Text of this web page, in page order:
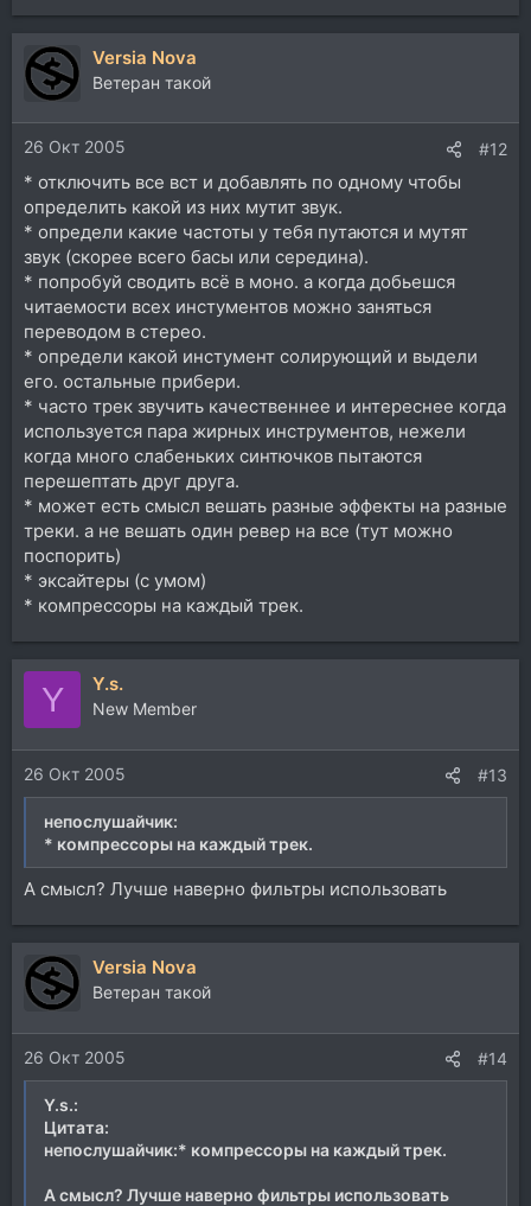
Versia Nova
Ветеран такой
26 Окт 2005 #12
* отключить все вст и добавлять по одному чтобы
определить какой из них мутит звук.
* определи какие частоты у тебя путаются и мутят
звук (скорее всего басы или середина).
* попробуй сводить всё в моно. а когда добьешся
читаемости всех инстументов можно заняться
переводом в стерео.
* определи какой инстумент солирующий и выдели
его. остальные прибери.
* часто трек звучить качественнее и интереснее когда
используется пара жирных инструментов, нежели
когда много слабеньких синтючков пытаются
перешептать друг друга.
* может есть смысл вешать разные эффекты на разные
треки. а не вешать один ревер на все (тут можно
поспорить)
* эксайтеры (с умом)
* компрессоры на каждый трек.
Y Y.s.
New Member
26 Окт 2005 #13
непослушайчик:
* компрессоры на каждый трек.
А смысл? Лучше наверно фильтры использовать
Versia Nova
Ветеран такой
26 Окт 2005 #14
Y.s.:
Цитата:
непослушайчик:* компрессоры на каждый трек.
А смысл? Лучше наверно фильтры использовать